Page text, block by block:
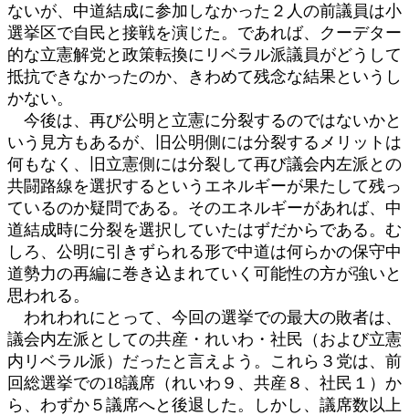
ないが、中道結成に参加しなかった２人の前議員は小
選挙区で自民と接戦を演じた。であれば、クーデター
的な立憲解党と政策転換にリベラル派議員がどうして
抵抗できなかったのか、きわめて残念な結果というし
かない。
今後は、再び公明と立憲に分裂するのではないかと
いう見方もあるが、旧公明側には分裂するメリットは
何もなく、旧立憲側には分裂して再び議会内左派との
共闘路線を選択するというエネルギーが果たして残っ
ているのか疑問である。そのエネルギーがあれば、中
道結成時に分裂を選択していたはずだからである。む
しろ、公明に引きずられる形で中道は何らかの保守中
道勢力の再編に巻き込まれていく可能性の方が強いと
思われる。
われわれにとって、今回の選挙での最大の敗者は、
議会内左派としての共産・れいわ・社民（および立憲
内リベラル派）だったと言えよう。これら３党は、前
回総選挙での18議席（れいわ９、共産８、社民１）か
ら、わずか５議席へと後退した。しかし、議席数以上